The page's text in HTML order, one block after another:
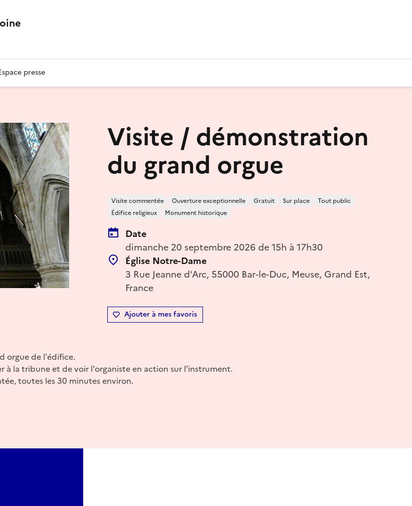
presse
Visite / démonstration
du grand orgue
Visite commentée Ouverture exceptionnelle Gratuit Sur place
Tout public
Édifice religieux
Monument historique
Date
dimanche 20 septembre 2026 de 15h à 17h30
Église Notre-Dame
3 Rue Jeanne d'Arc, 55000 Bar-le-Duc, Meuse, Grand Est,
France
Ajouter à mes favoris
orgue de l'édifice.
à la tribune et de voir l'organiste en action sur l'instrument.
toutes les 30 minutes environ.